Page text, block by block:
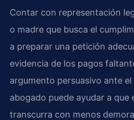
Contar con representación
o madre que busca el
a preparar una petición
evidencia de los pagos
argumento persuasivo ante el
abogado puede ayudar a que
transcurra con menos